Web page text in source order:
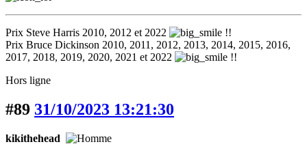
Prix Steve Harris 2010, 2012 et 2022
!!
Prix Bruce Dickinson 2010, 2011, 2012, 2013, 2014, 2015, 2016,
2017, 2018, 2019, 2020, 2021 et 2022
!!
Hors ligne
#89 31/10/2023 13:21:30
kikithehead